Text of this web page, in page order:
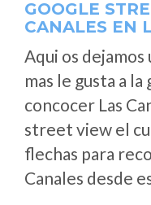
GOOGLE
CANALES EN
Aqui os dejamos
mas le gusta a
concocer Las
street view el
flechas para
Canales desde